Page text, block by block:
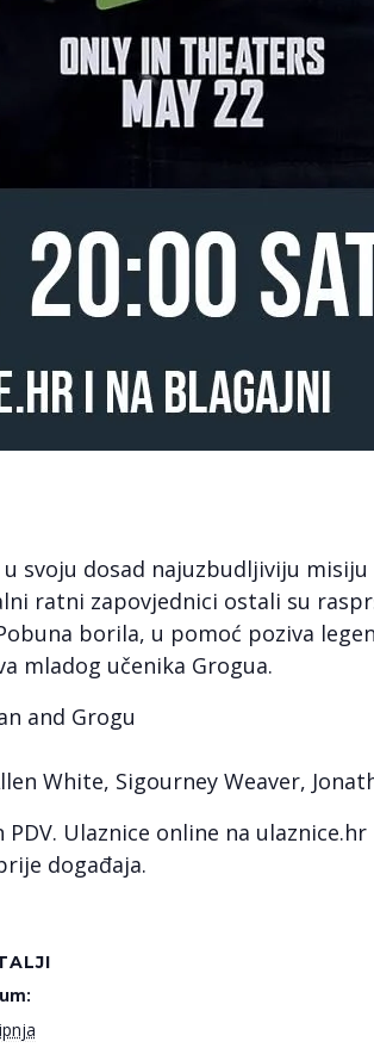
svoju dosad najuzbudljiviju
ratni zapovjednici ostali su
borila, u pomoć poziva
mladog učenika Grogua.
and Grogu
White, Sigourney Weaver,
PDV. Ulaznice online na
događaja.